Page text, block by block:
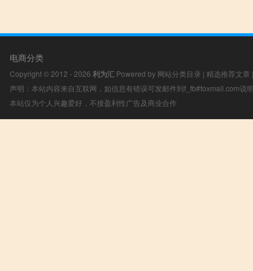
电商分类
Copyright © 2012 - 2026 利为汇 Powered by 网站分类目录 | 精选推荐文章 |
声明：本站内容来自互联网，如信息有错误可发邮件到f_fb#foxmail.com说
本站仅为个人兴趣爱好，不接盈利性广告及商业合作